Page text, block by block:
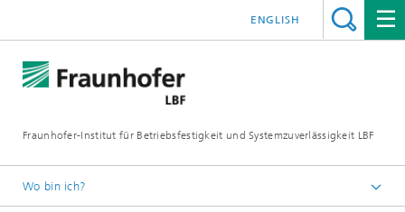
Fraunhofer-Institut für Betriebsfestigkeit und Systemzuverlässigkeit LBF
ENGLISH
Wo bin ich?